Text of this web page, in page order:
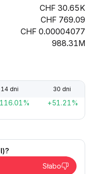
30.65K
769.09
0.00004077
988.31M
14 dni 30 dni
+51.21%
Słabo